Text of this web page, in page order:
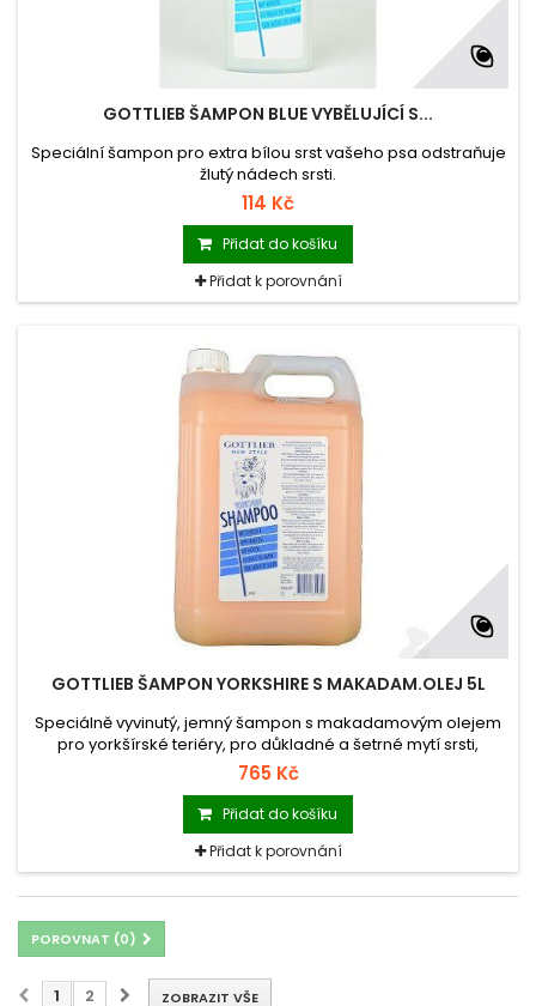
GOTTLIEB ŠAMPON BLUE VYBĚLUJÍCÍ S...
Speciální šampon pro extra bílou srst vašeho psa odstraňuje
žlutý nádech srsti.
114 Kč
Přidat do košíku
Přidat k porovnání
GOTTLIEB ŠAMPON YORKSHIRE S MAKADAM.OLEJ 5L
Speciálně vyvinutý, jemný šampon s makadamovým olejem
pro yorkšírské teriéry, pro důkladné a šetrné mytí srsti,
napomáhá předcházet vzniku lupů.
765 Kč
Přidat do košíku
Přidat k porovnání
POROVNAT (0)
ZOBRAZIT VŠE
1 2